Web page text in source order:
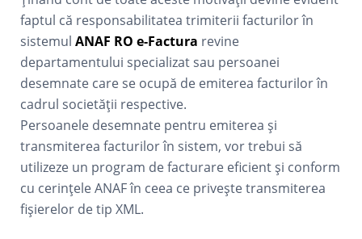
faptul că responsabilitatea trimiterii facturilor în
sistemulANAF RO e-Factura revine
departamentului specializat sau persoanei
desemnate care se ocupă de emiterea facturilor în
cadrul societății respective.
Persoanele desemnate pentru emiterea și
transmiterea facturilor în sistem, vor trebui să
utilizeze un program de facturare eficient și conform
cu cerințele ANAF în ceea ce privește transmiterea
fișierelor de tip XML.